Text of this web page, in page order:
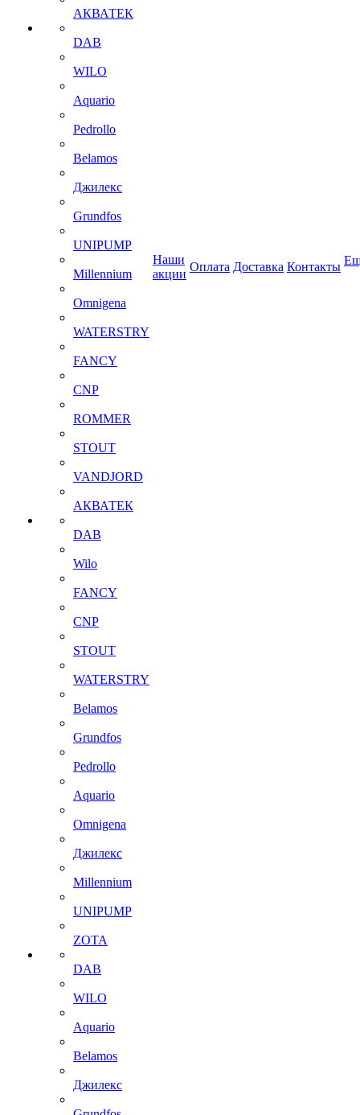
АКВАТЕК
DAB
WILO
Aquario
Pedrollo
Belamos
Джилекс
Grundfos
UNIPUMP
Millennium
Omnigena
WATERSTRY
FANCY
CNP
ROMMER
STOUT
VANDJORD
АКВАТЕК
DAB
Wilo
FANCY
CNP
STOUT
WATERSTRY
Belamos
Grundfos
Pedrollo
Aquario
Omnigena
Джилекс
Millennium
UNIPUMP
ZOTA
DAB
WILO
Aquario
Belamos
Джилекс
Наши
акции
Оплата Доставка Контакты